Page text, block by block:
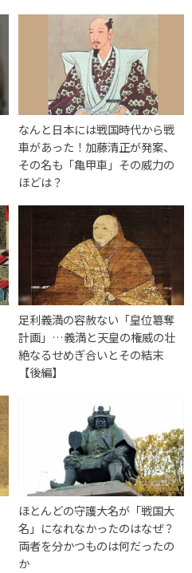
なんと日本には戦国時代から戦
車があった！加藤清正が発案、
その名も「亀甲車」その威力の
ほどは？
足利義満の容赦ない「皇位簒奪
計画」…義満と天皇の権威の壮
絶なるせめぎ合いとその結末
【後編】
ほとんどの守護大名が「戦国大
名」になれなかったのはなぜ？
両者を分かつものは何だったの
か